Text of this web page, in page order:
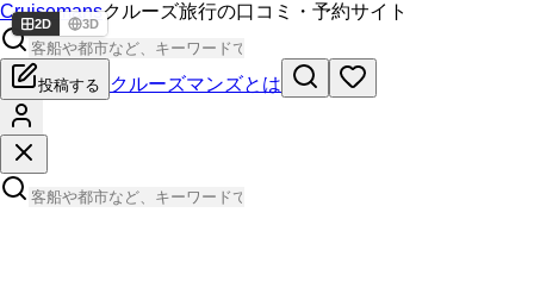
Cruisemansクルーズ旅行の口コミ・予約サイト
投稿する クルーズマンズとは
2D 3D